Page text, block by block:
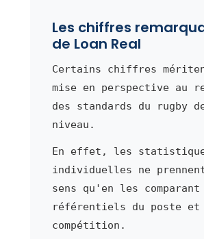
Les chiffres
de Loan Real
Certains chiffres
mise en perspective au
des standards du rugby
niveau.
En effet, les
individuelles ne
sens qu'en les comparant
référentiels du poste et
compétition.